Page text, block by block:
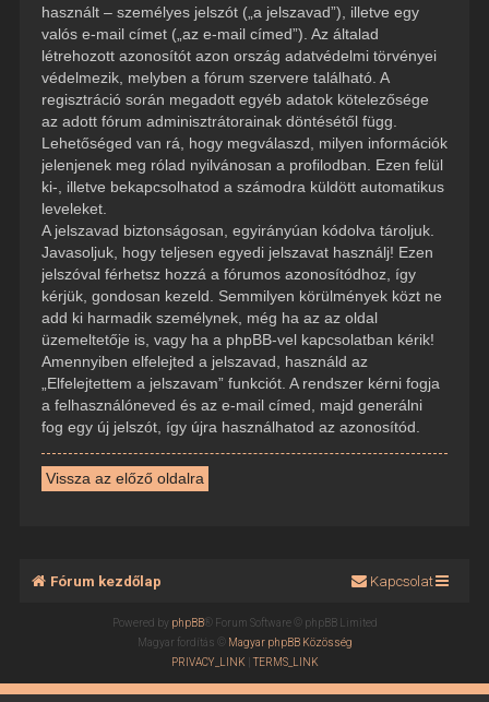
használt – személyes jelszót („a jelszavad”), illetve egy
valós e-mail címet („az e-mail címed”). Az általad
létrehozott azonosítót azon ország adatvédelmi törvényei
védelmezik, melyben a fórum szervere található. A
regisztráció során megadott egyéb adatok kötelezősége
az adott fórum adminisztrátorainak döntésétől függ.
Lehetőséged van rá, hogy megválaszd, milyen információk
jelenjenek meg rólad nyilvánosan a profilodban. Ezen felül
ki-, illetve bekapcsolhatod a számodra küldött automatikus
leveleket.
A jelszavad biztonságosan, egyirányúan kódolva tároljuk.
Javasoljuk, hogy teljesen egyedi jelszavat használj! Ezen
jelszóval férhetsz hozzá a fórumos azonosítódhoz, így
kérjük, gondosan kezeld. Semmilyen körülmények közt ne
add ki harmadik személynek, még ha az az oldal
üzemeltetője is, vagy ha a phpBB-vel kapcsolatban kérik!
Amennyiben elfelejted a jelszavad, használd az
„Elfelejtettem a jelszavam” funkciót. A rendszer kérni fogja
a felhasználóneved és az e-mail címed, majd generálni
fog egy új jelszót, így újra használhatod az azonosítód.
Vissza az előző oldalra
Fórum kezdőlap Kapcsolat
Powered by phpBB® Forum Software © phpBB Limited
Magyar fordítás © Magyar phpBB Közösség
PRIVACY_LINK |TERMS_LINK